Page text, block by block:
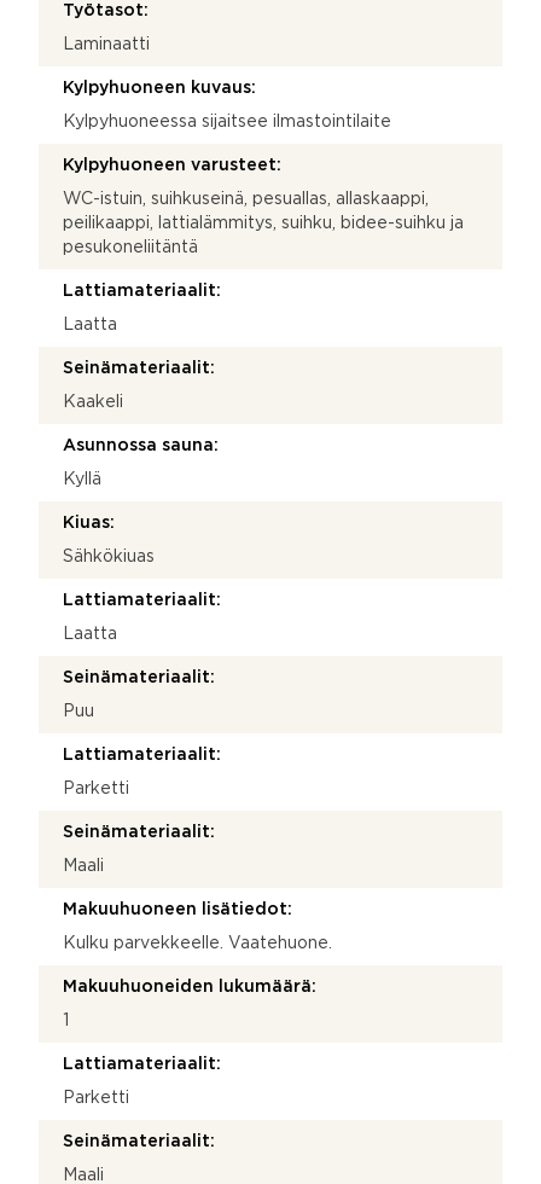
Työtasot:
Laminaatti
Kylpyhuoneen kuvaus:
Kylpyhuoneessa sijaitsee ilmastointilaite
Kylpyhuoneen varusteet:
WC-istuin, suihkuseinä, pesuallas, allaskaappi,
peilikaappi, lattialämmitys, suihku, bidee-suihku ja
pesukoneliitäntä
Lattiamateriaalit:
Laatta
Seinämateriaalit:
Kaakeli
Asunnossa sauna:
Kyllä
Kiuas:
Sähkökiuas
Lattiamateriaalit:
Laatta
Seinämateriaalit:
Puu
Lattiamateriaalit:
Parketti
Seinämateriaalit:
Maali
Makuuhuoneen lisätiedot:
Kulku parvekkeelle. Vaatehuone.
Makuuhuoneiden lukumäärä:
Lattiamateriaalit:
Parketti
Seinämateriaalit:
Maali